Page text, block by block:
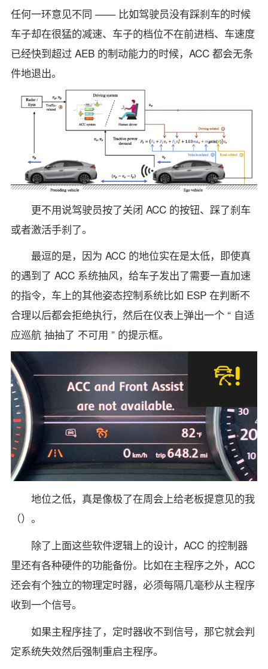
任何一环意见不同 —— 比如驾驶员没有踩刹车的时候
车子却在很猛的减速、车子的档位不在前进档、车速度
已经快到超过 AEB 的制动能力的时候，ACC 都会无条
件地退出。
更不用说驾驶员按了关闭 ACC 的按钮、踩了刹车
或者激活手刹了。
最逗的是，因为 ACC 的地位实在是太低，即使真
的遇到了 ACC 系统抽风，给车子发出了需要一直加速
的指令，车上的其他姿态控制系统比如 ESP 在判断不
合理以后都会拒绝执行，然后在仪表上弹出一个 “ 自适
应巡航 抽抽了 不可用 ” 的提示框。
地位之低，真是像极了在周会上给老板提意见的我
（）。
除了上面这些软件逻辑上的设计，ACC 的控制器
里还有各种硬件的功能备份。比如在主程序之外，ACC
还会有个独立的物理定时器，必须每隔几毫秒从主程序
收到一个信号。
如果主程序挂了，定时器收不到信号，那它就会判
定系统失效然后强制重启主程序。